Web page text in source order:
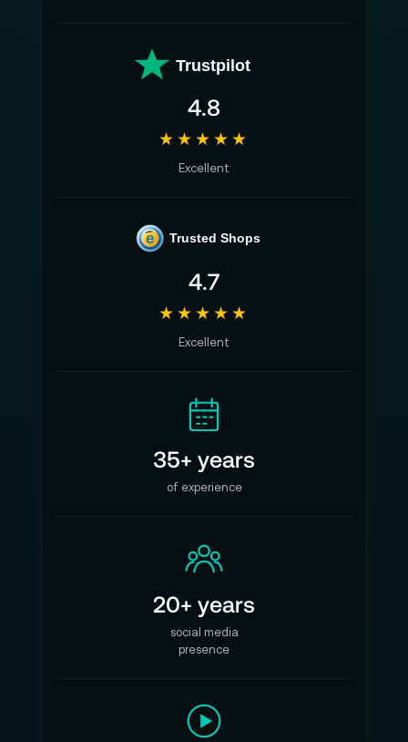
Trustpilot
4.8
★★★★★
Excellent
e Trusted Shops
4.7
★★★★★
Excellent
35+ years
of experience
20+ years
social media
presence